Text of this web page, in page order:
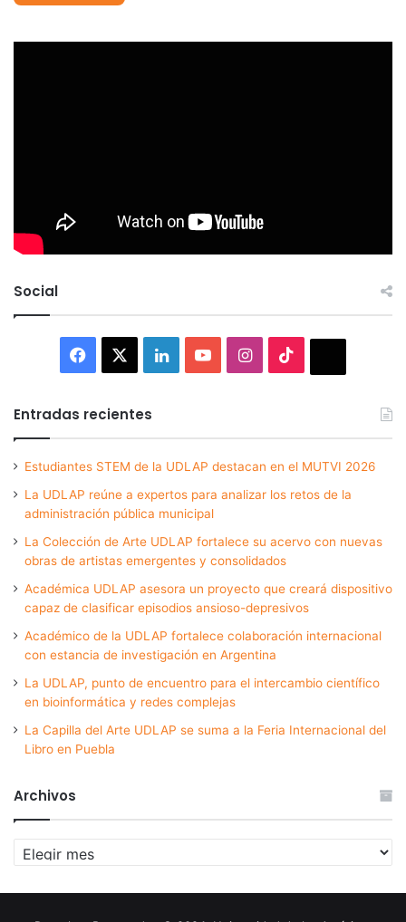
Social
Facebook LinkedInYouTubeInstagram
Entradas recientes
Estudiantes STEM de la UDLAP destacan en el MUTVI 2026
La UDLAP reúne a expertos para analizar los retos de la
administración pública municipal
La Colección de Arte UDLAP fortalece su acervo con nuevas
obras de artistas emergentes y consolidados
Académica UDLAP asesora un proyecto que creará dispositivo
capaz de clasificar episodios ansioso-depresivos
Académico de la UDLAP fortalece colaboración internacional
con estancia de investigación en Argentina
La UDLAP, punto de encuentro para el intercambio científico
en bioinformática y redes complejas
La Capilla del Arte UDLAP se suma a la Feria Internacional del
Libro en Puebla
Archivos
Archivos